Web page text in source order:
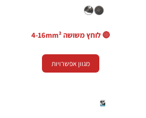
🔴 לוחץ משושה 4-16mm²
מגוון אפשרויות